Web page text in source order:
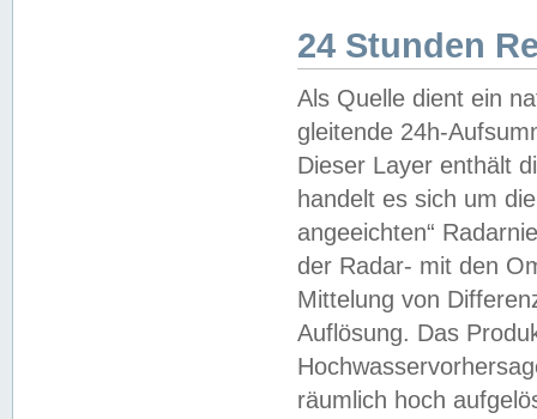
24 Stunden
Als Quelle dient ein
gleitende 24h-
Dieser Layer enthält
handelt es sich um
angeeichten“
der Radar- mit den
Mittelung von
Auflösung. Das
räumlich hoch